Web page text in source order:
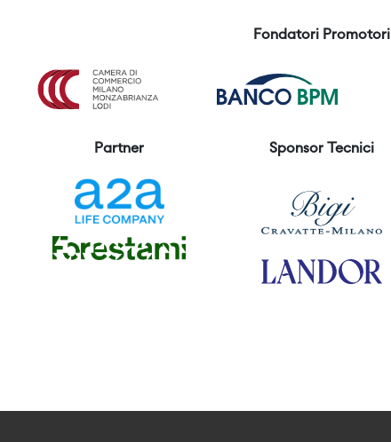
Fondatori Promotori
Partner Sponsor Tecnici